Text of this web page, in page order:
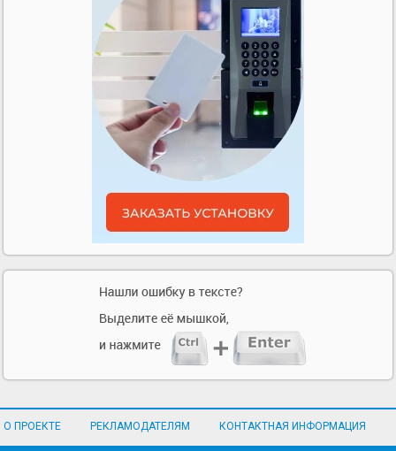
О ПРОЕКТЕ РЕКЛАМОДАТЕЛЯМ КОНТАКТНАЯ ИНФОРМАЦИЯ